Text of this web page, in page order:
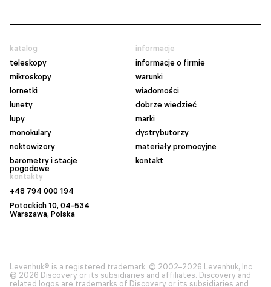
katalog
teleskopy
mikroskopy
lornetki
lunety
lupy
monokulary
noktowizory
barometry i stacje
pogodowe
informacje
informacje o firmie
warunki
wiadomości
dobrze wiedzieć
marki
dystrybutorzy
materiały promocyjne
kontakt
kontakty
+48 794 000 194
Potockich 10, 04-534
Warszawa, Polska
Levenhuk® is a registered trademark. © 2002–2026 Levenhuk, Inc.
© 2026 Discovery or its subsidiaries and affiliates. Discovery and
related logos are trademarks of Discovery or its subsidiaries and